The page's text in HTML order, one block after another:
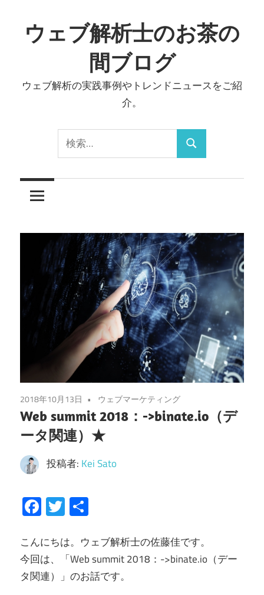
ン
へ
ウェブ解析士のお茶の
間ブログ
ウェブ解析の実践事例やトレンドニュースをご紹
介。
索:
検
2018年10月13日 ウェブマーケティング
Web summit 2018：->binate.io（デ
ータ関連）★
投稿者: Kei Sato
Facebook
Twitter
こんにちは。ウェブ解析士の佐藤佳です。
今回は、「Web summit 2018：->binate.io（デー
タ関連）」のお話です。